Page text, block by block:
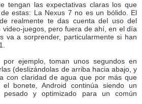
tengan las expectativas claras los que
estas: La Nexus 7 no es un bólido. El
realmente te das cuenta del uso del
video-juegos, pero fuera de ahí, en el día
va a sorprender, particularmente si han
por ejemplo, toman unos segundos en
(deslizándolas de arriba hacia abajo, y
con claridad de agua que por más que
bonete, Android continúa siendo un
pesado y optimizado para un común